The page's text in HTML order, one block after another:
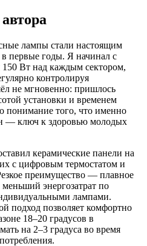
лампы стали настоящим
в первые годы. Я начинал с
Вт над каждым сектором,
контролируя
не мгновенно: пришлось
установки и временем
понимание того, что именно
— ключ к здоровью молодых
керамические панели на
с цифровым термостатом и
преимущество — плавное
энергозатрат по
лампами.
подход позволяет комфортно
18–20 градусов в
на 2–3 градуса во время